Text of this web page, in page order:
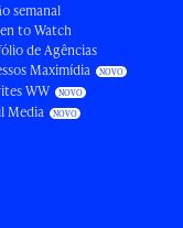
semanal
to Watch
de Agências
Maximídia
WW
Media